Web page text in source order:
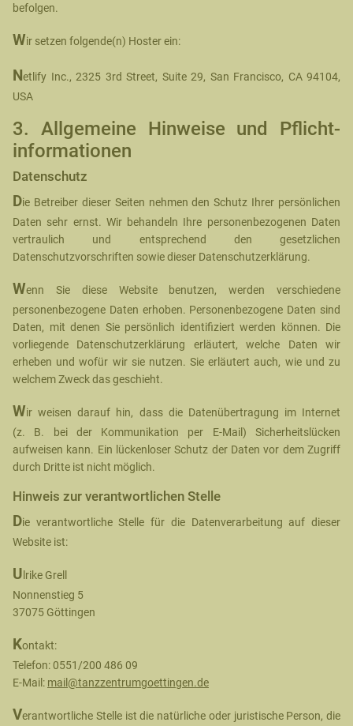
befolgen.
Wir setzen folgende(n) Hoster ein:
Netlify Inc., 2325 3rd Street, Suite 29, San Francisco, CA 94104,
USA
3. Allgemeine Hinweise und Pflicht­
informationen
Datenschutz
Die Betreiber dieser Seiten nehmen den Schutz Ihrer persönlichen
Daten sehr ernst. Wir behandeln Ihre personenbezogenen Daten
vertraulich und entsprechend den gesetzlichen
Datenschutzvorschriften sowie dieser Datenschutzerklärung.
Wenn Sie diese Website benutzen, werden verschiedene
personenbezogene Daten erhoben. Personenbezogene Daten sind
Daten, mit denen Sie persönlich identifiziert werden können. Die
vorliegende Datenschutzerklärung erläutert, welche Daten wir
erheben und wofür wir sie nutzen. Sie erläutert auch, wie und zu
welchem Zweck das geschieht.
Wir weisen darauf hin, dass die Datenübertragung im Internet
(z. B. bei der Kommunikation per E-Mail) Sicherheitslücken
aufweisen kann. Ein lückenloser Schutz der Daten vor dem Zugriff
durch Dritte ist nicht möglich.
Hinweis zur verantwortlichen Stelle
Die verantwortliche Stelle für die Datenverarbeitung auf dieser
Website ist:
U lrike Grell
Nonnenstieg 5
37075 Göttingen
Kontakt:
Telefon: 0551/200 486 09
E-Mail: mail@tanzzentrumgoettingen.de
Verantwortliche Stelle ist die natürliche oder juristische Person, die